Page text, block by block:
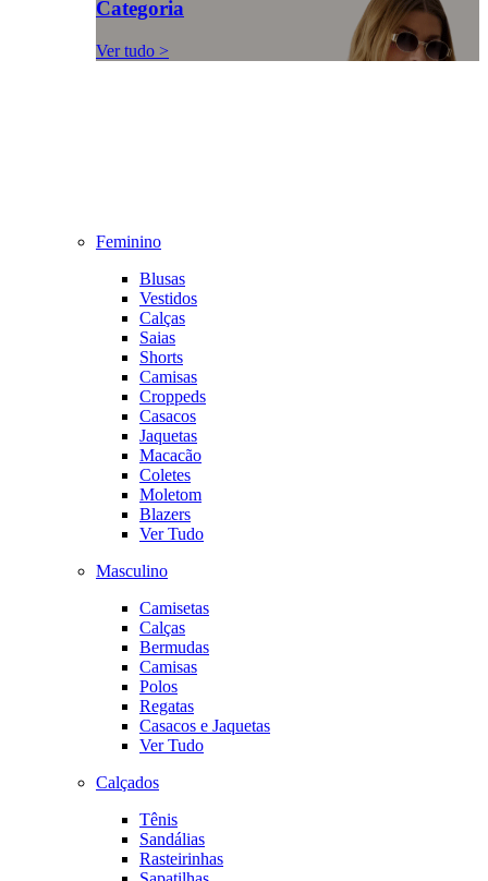
Categoria
Ver tudo >
Feminino
Blusas
Vestidos
Calças
Saias
Shorts
Camisas
Croppeds
Casacos
Jaquetas
Macacão
Coletes
Moletom
Blazers
Ver Tudo
Masculino
Camisetas
Calças
Bermudas
Camisas
Polos
Regatas
Casacos e Jaquetas
Ver Tudo
Calçados
Tênis
Sandálias
Rasteirinhas